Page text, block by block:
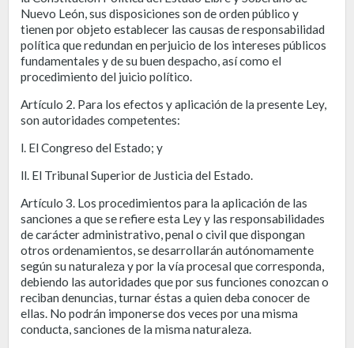
Nuevo León, sus disposiciones son de orden público y
tienen por objeto establecer las causas de responsabilidad
política que redundan en perjuicio de los intereses públicos
fundamentales y de su buen despacho, así como el
procedimiento del juicio político.
Artículo 2. Para los efectos y aplicación de la presente Ley,
son autoridades competentes:
l. El Congreso del Estado; y
ll. El Tribunal Superior de Justicia del Estado.
Artículo 3. Los procedimientos para la aplicación de las
sanciones a que se refiere esta Ley y las responsabilidades
de carácter administrativo, penal o civil que dispongan
otros ordenamientos, se desarrollarán autónomamente
según su naturaleza y por la vía procesal que corresponda,
debiendo las autoridades que por sus funciones conozcan o
reciban denuncias, turnar éstas a quien deba conocer de
ellas. No podrán imponerse dos veces por una misma
conducta, sanciones de la misma naturaleza.